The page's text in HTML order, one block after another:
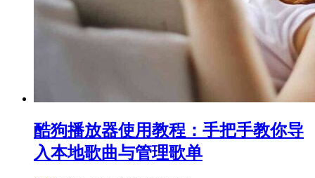
酷狗播放器使用教程：手把手教你导
入本地歌曲与管理歌单